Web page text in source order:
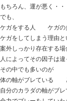
つま先の痛みで
早く解決した方
モートン病にお
ときた整骨院
https://
047-340-5560